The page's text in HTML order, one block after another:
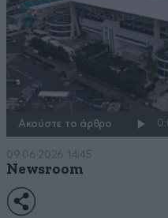
Ακούστε το άρθρο
09·06·2026 14:45
Newsroom